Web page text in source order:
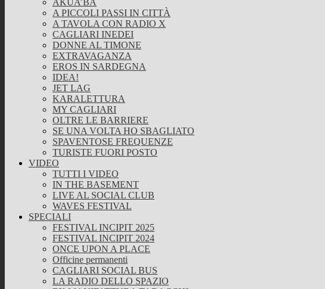
AKUA’BA
A PICCOLI PASSI IN CITTÀ
A TAVOLA CON RADIO X
CAGLIARI INEDEI
DONNE AL TIMONE
EXTRAVAGANZA
EROS IN SARDEGNA
IDEA!
JET LAG
KARALETTURA
MY CAGLIARI
OLTRE LE BARRIERE
SE UNA VOLTA HO SBAGLIATO
SPAVENTOSE FREQUENZE
TURISTE FUORI POSTO
VIDEO
TUTTI I VIDEO
IN THE BASEMENT
LIVE AL SOCIAL CLUB
WAVES FESTIVAL
SPECIALI
FESTIVAL INCIPIT 2025
FESTIVAL INCIPIT 2024
ONCE UPON A PLACE
Officine permanenti
CAGLIARI SOCIAL BUS
LA RADIO DELLO SPAZIO